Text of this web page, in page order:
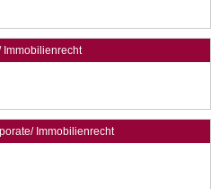
Immobilienrecht
Immobilienrecht